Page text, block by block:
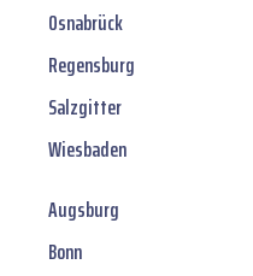
Osnabrück
Regensburg
Salzgitter
Wiesbaden
Augsburg
Bonn